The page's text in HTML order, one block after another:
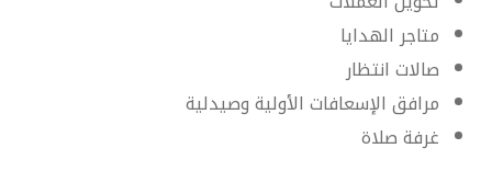
متاجر الهدايا
صالات انتظار
مرافق الإسعافات الأولية وصيدلية
غرفة صلاة